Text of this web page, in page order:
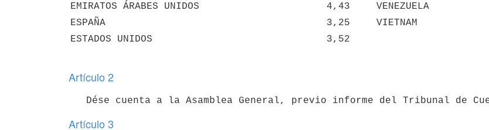
EMIRATOS ÁRABES UNIDOS
4,43 VENEZUELA
ESPAÑA
3,25 VIETNAM
ESTADOS UNIDOS
3,52
Artículo 2
Artículo 3